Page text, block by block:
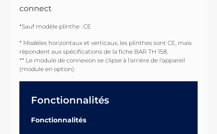
*Sauf modèle plinthe : CE
* Modèles horizontaux et verticaux, les plinthes sont CE, mais
répondent aux spécifications de la fiche BAR TH 158.
** Le module de connexion se clipse à l'arrière de l'appareil
(module en option).
Fonctionnalités
Fonctionnalités